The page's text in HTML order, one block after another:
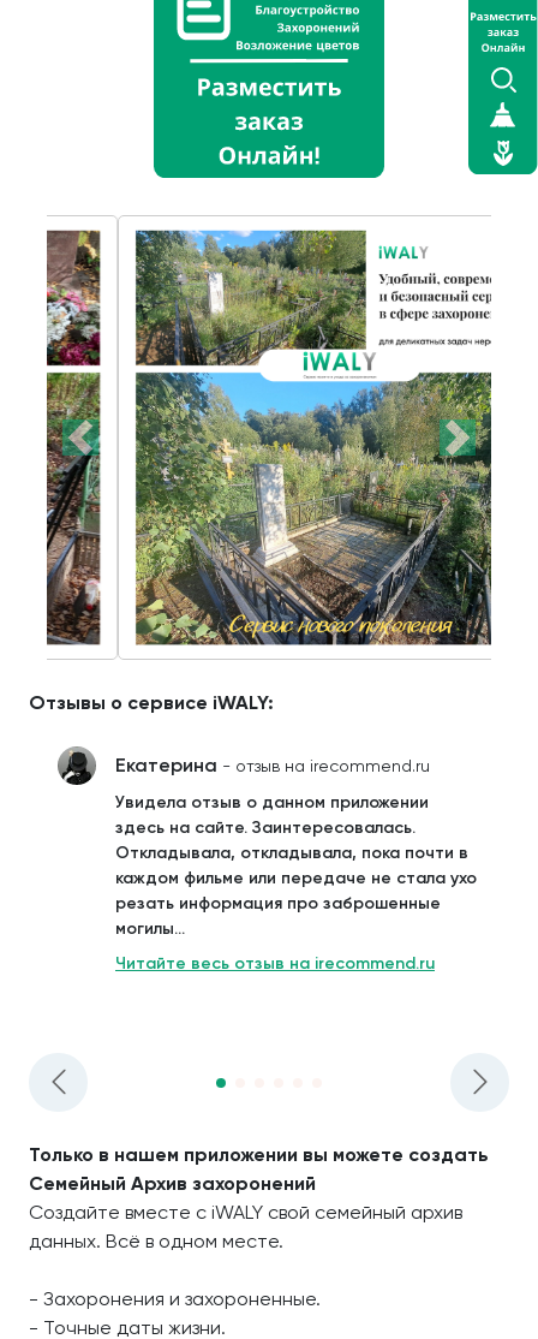
Отзывы о сервисе iWALY:
Екатерина - отзыв на irecommend.ru
Увидела отзыв о данном приложении
здесь на сайте. Заинтересовалась.
Откладывала, откладывала, пока почти в
каждом фильме или передаче не стала ухо
резать информация про заброшенные
могилы...
Читайте весь отзыв на irecommend.ru
Только в нашем приложении вы можете создать
Семейный Архив захоронений
Создайте вместе с iWALY свой семейный архив
данных. Всё в одном месте.
- Захоронения и захороненные.
- Точные даты жизни.